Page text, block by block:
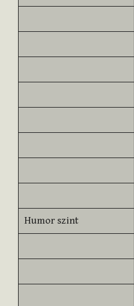
Humor szint